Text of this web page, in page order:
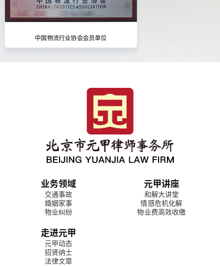
中国物流行业协会会员单位
业务领域
交通事故
婚姻家事
物业纠纷
元甲讲座
和解大讲堂
情感危机化解
物业费高效收缴
走进元甲
元甲动态
招贤纳士
法律文章